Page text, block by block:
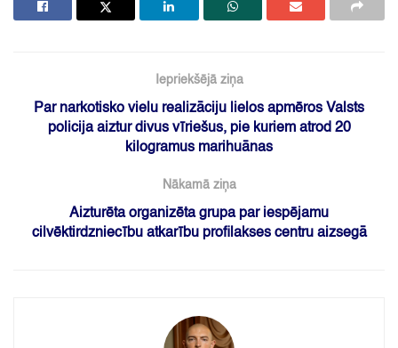
Iepriekšējā ziņa
Par narkotisko vielu realizāciju lielos apmēros Valsts
policija aiztur divus vīriešus, pie kuriem atrod 20
kilogramus marihuānas
Nākamā ziņa
Aizturēta organizēta grupa par iespējamu
cilvēktirdzniecību atkarību profilakses centru aizsegā